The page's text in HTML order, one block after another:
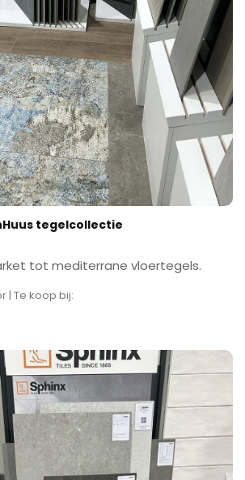
tegelcollectie
tot mediterrane vloertegels.
| Te koop bij: